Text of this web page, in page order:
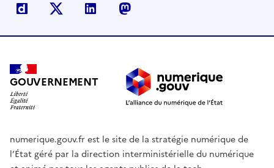
Dailymotion Linkedin
GOUVERNEMENT
numerique.gouv.fr est le site de la stratégie numérique de
l’État géré par la direction interministérielle du numérique